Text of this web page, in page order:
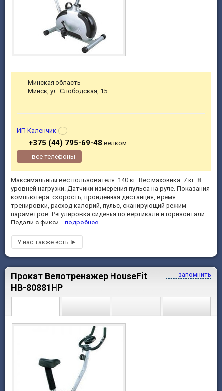
Максимальный вес пользователя: 140 кг. Вес маховика: 7 кг. 8
уровней нагрузки. Датчики измерения пульса на руле. Показания
компьютера: скорость, пройденная дистанция, время
тренировки, расход калорий, пульс, сканирующий режим
параметров. Регулировка сиденья по вертикали и горизонтали.
Педали с фикси... подробнее
Минская область
Минск, ул. Слободская, 15
ИП Каленчик
+375 (44) 795-69-48 велком
все телефоны
запомнить
Прокат Велотренажер HouseFit
HB-80881HP